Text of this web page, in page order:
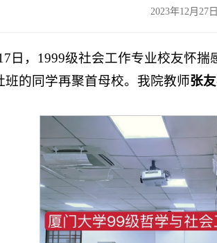
2023年12月27
日，1999级社会工作专业校友怀
班的同学再聚首母校。我院教师张